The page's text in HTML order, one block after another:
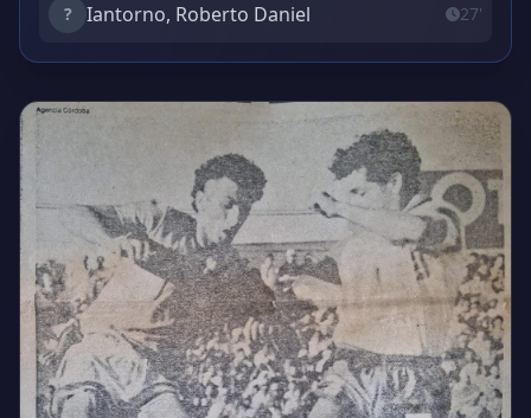
? Iantorno, Roberto Daniel 27'